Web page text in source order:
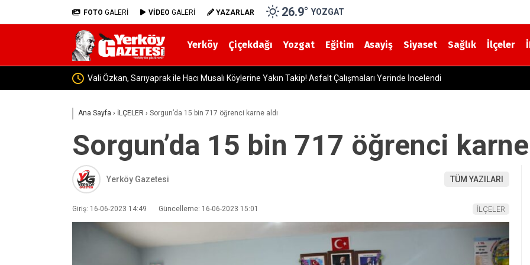
FOTO GALERİ VİDEO GALERİ YAZARLAR 26.9° YOZGAT
Yerköy Çiçekdağı Yozgat Eğitim Asayiş Siyaset Sağlık İlçeler
Yerköy’de İsmail Karaca Vefat Etti! Cenazesi Mahsenli Köyü’nde Defnedilecek
Ana Sayfa › İLÇELER › Sorgun’da 15 bin 717 öğrenci karne aldı
Sorgun’da 15 bin 717 öğrenci karne
Yerköy Gazetesi TÜM YAZILARI
Giriş: 16-06-2023 14:49 Güncelleme: 16-06-2023 15:01 İLÇELER